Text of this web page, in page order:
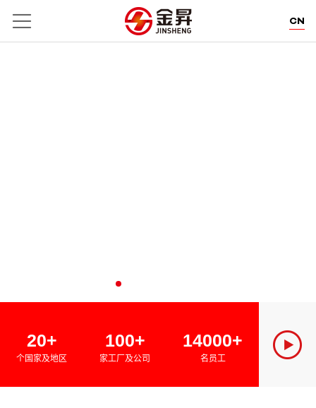
CN
EN
20+
个国家及地区
100+
家工厂及公司
14000+
名员工
金昇集团
绿色经